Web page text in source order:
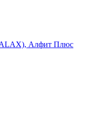
Алфит Плюс